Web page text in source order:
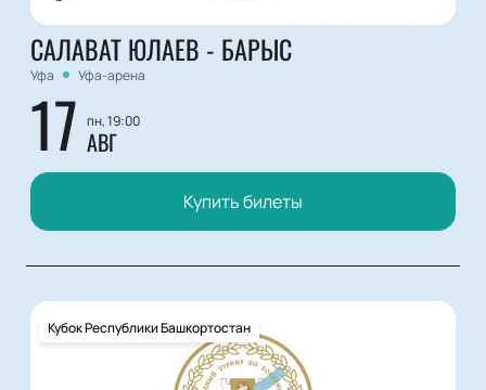
САЛАВАТ ЮЛАЕВ - БАРЫС
Уфа Уфа-арена
17 пн, 19:00
АВГ
Купить билеты
Кубок Республики Башкортостан